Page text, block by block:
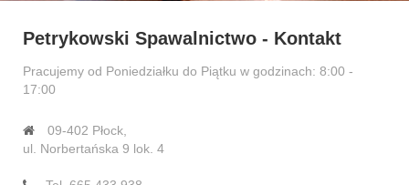
Petrykowski Spawalnictwo - Kontakt
Pracujemy od Poniedziałku do Piątku w godzinach: 8:00 -
17:00
09-402 Płock,
ul. Norbertańska 9 lok. 4